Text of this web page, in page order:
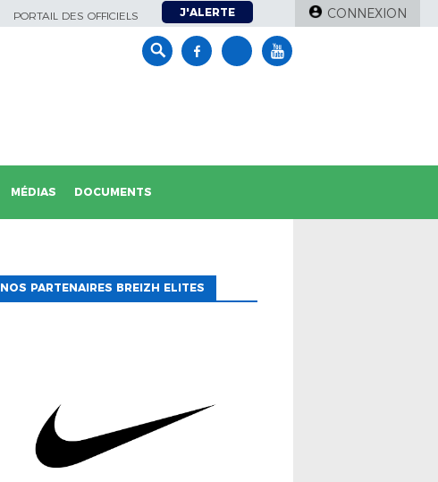
PORTAIL DES OFFICIELS J'ALERTE CONNEXION
MÉDIAS DOCUMENTS
NOS PARTENAIRES BREIZH ELITES